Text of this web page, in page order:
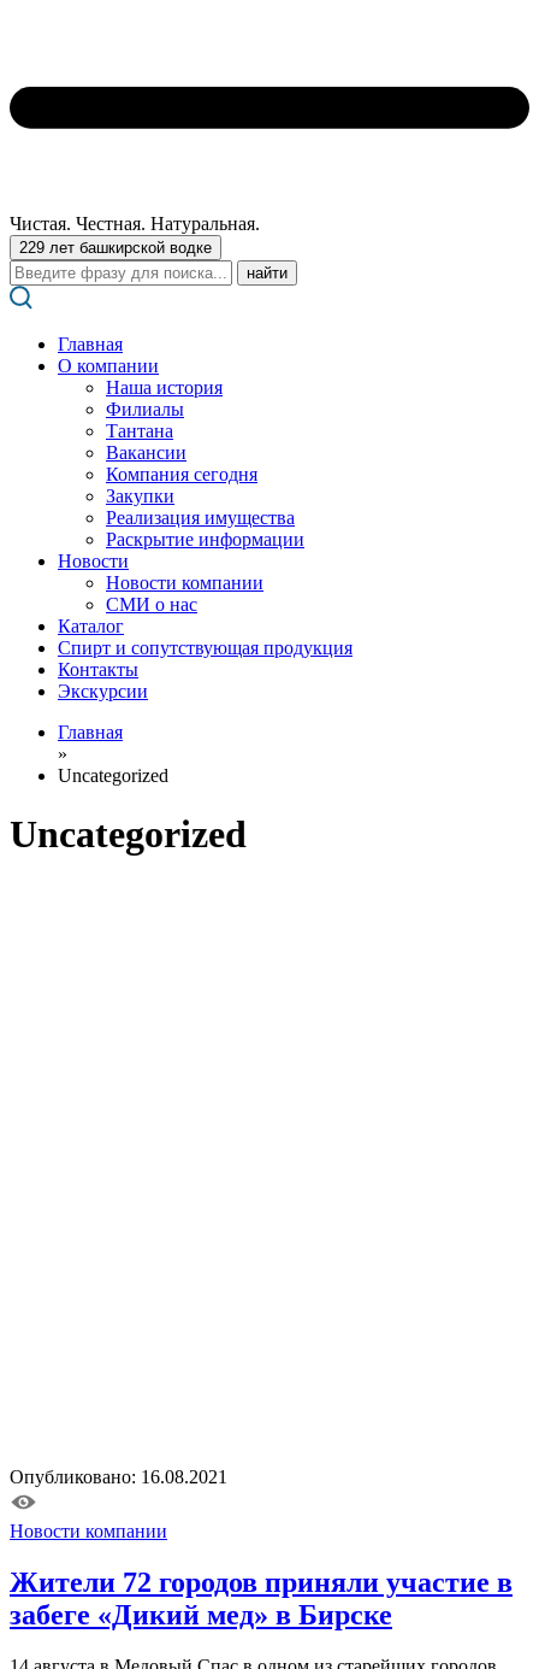
Чистая. Честная. Натуральная.
229 лет башкирской водке
Поиск:
Главная
О компании
Наша история
Филиалы
Тантана
Вакансии
Компания сегодня
Закупки
Реализация имущества
Раскрытие информации
Новости
Новости компании
СМИ о нас
Каталог
Спирт и сопутствующая продукция
Контакты
Экскурсии
Главная
»
Uncategorized
Uncategorized
Опубликовано: 16.08.2021
Новости компании
Жители 72 городов приняли участие в
забеге «Дикий мед» в Бирске